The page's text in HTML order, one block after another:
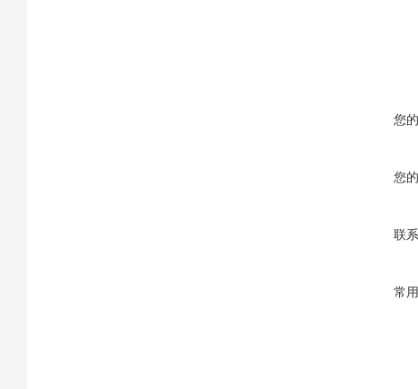
您
您
联
常